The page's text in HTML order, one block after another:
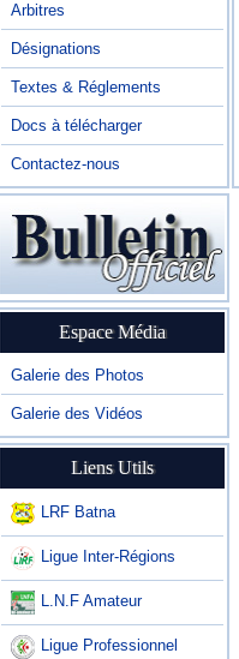
Arbitres
Désignations
Textes & Réglements
Docs à télécharger
Contactez-nous
Espace Média
Galerie des Photos
Galerie des Vidéos
Liens Utils
LRF Batna
Ligue Inter-Régions
L.N.F Amateur
Ligue Professionnel